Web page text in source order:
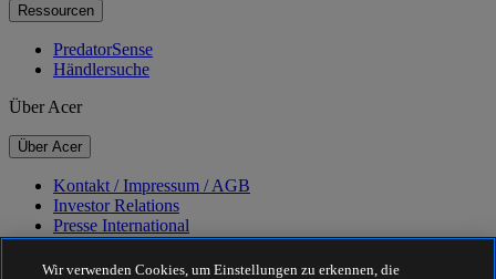
Ressourcen
PredatorSense
Händlersuche
Über Acer
Über Acer
Kontakt / Impressum / AGB
Investor Relations
Presse International
Auszeichnungen
Veranstaltungen
Wir verwenden Cookies, um Einstellungen zu erkennen, die